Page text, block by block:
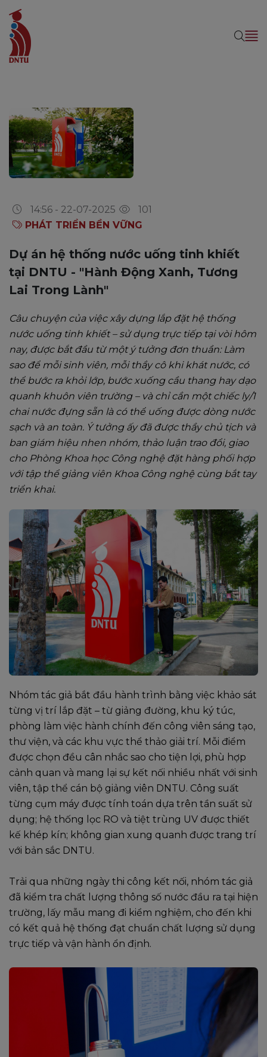
14:56 - 22-07-2025
101
PHÁT TRIỂN BỀN VỮNG
Dự án hệ thống nước uống tinh khiết
tại DNTU - "Hành Động Xanh, Tương
Lai Trong Lành"
Câu chuyện của việc xây dựng lắp đặt hệ thống
nước uống tinh khiết – sử dụng trực tiếp tại vòi hôm
nay, được bắt đầu từ một ý tưởng đơn thuần: Làm
sao để mỗi sinh viên, mỗi thầy cô khi khát nước, có
thể bước ra khỏi lớp, bước xuống cầu thang hay dạo
quanh khuôn viên trường – và chỉ cần một chiếc ly/1
chai nước đựng sẵn là có thể uống được dòng nước
sạch và an toàn. Ý tưởng ấy đã được thầy chủ tịch và
ban giám hiệu nhen nhóm, thảo luận trao đổi, giao
cho Phòng Khoa học Công nghệ đặt hàng phối hợp
với tập thể giảng viên Khoa Công nghệ cùng bắt tay
triển khai.
Nhóm tác giả bắt đầu hành trình bằng việc khảo sát
từng vị trí lắp đặt – từ giảng đường, khu ký túc,
phòng làm việc hành chính đến công viên sáng tạo,
thư viện, và các khu vực thể thảo giải trí. Mỗi điểm
được chọn đều cân nhắc sao cho tiện lợi, phù hợp
cảnh quan và mang lại sự kết nối nhiều nhất với sinh
viên, tập thể cán bộ giảng viên DNTU. Công suất
từng cụm máy được tính toán dựa trên tần suất sử
dụng; hệ thống lọc RO và tiệt trùng UV được thiết
kế khép kín; không gian xung quanh được trang trí
với bản sắc DNTU.
Trải qua những ngày thi công kết nối, nhóm tác giả
đã kiểm tra chất lượng thông số nước đầu ra tại hiện
trường, lấy mẫu mang đi kiểm nghiệm, cho đến khi
có kết quả hệ thống đạt chuẩn chất lượng sử dụng
trực tiếp và vận hành ổn định.